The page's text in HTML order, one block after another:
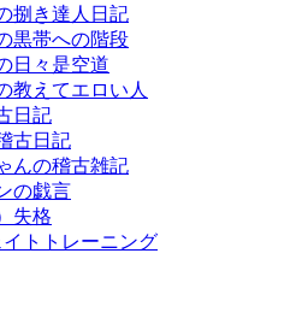
捌き達人日記
黒帯への階段
日々是空道
教えてエロい人
日記
古日記
んの稽古雑記
の戯言
失格
トトレーニング